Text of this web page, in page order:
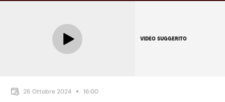
VIDEO SUGGERITO
26 Ottobre 2024 16:00